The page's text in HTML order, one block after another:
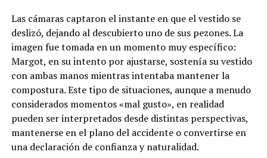
Las cámaras captaron el instante en que el vestido se
deslizó, dejando al descubierto uno de sus pezones. La
imagen fue tomada en un momento muy específico:
Margot, en su intento por ajustarse, sostenía su vestido
con ambas manos mientras intentaba mantener la
compostura. Este tipo de situaciones, aunque a menudo
considerados momentos «mal gusto», en realidad
pueden ser interpretados desde distintas perspectivas,
mantenerse en el plano del accidente o convertirse en
una declaración de confianza y naturalidad.